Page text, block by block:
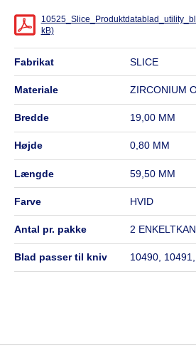
kB)
fabrikat SLICE
materiale ZIRCONIUM
bredde 19,00 MM
højde 0,80 MM
længde 59,50 MM
farve HVID
antal pr. pakke 2
blad passer til kniv 10490,